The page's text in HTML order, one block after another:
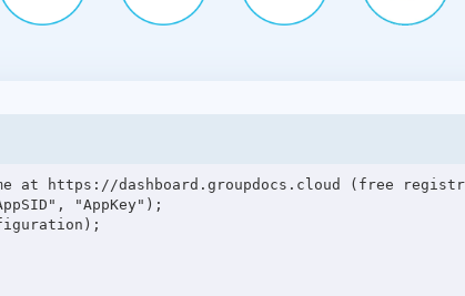
at https://dashboard.groupdocs.cloud (free
"AppKey");